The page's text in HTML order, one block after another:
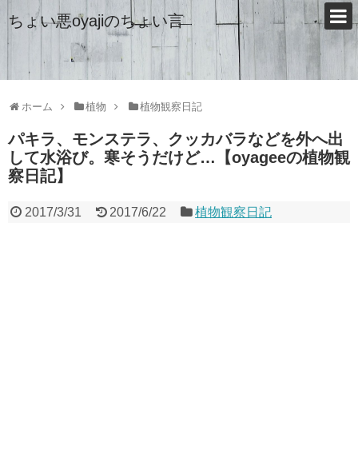
ちょい悪oyajiのちょい言
ホーム 植物 植物観察日記
パキラ、モンステラ、クッカバラなどを外へ出
して水浴び。寒そうだけど…【oyageeの植物観
察日記】
2017/3/31 2017/6/22 植物観察日記